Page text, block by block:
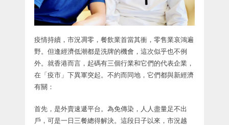
疫情持續，市況凋零，餐飲業首當其衝，零售業哀鴻遍
野。但逢經濟低潮都是洗牌的機會，這次似乎也不例
外。就香港而言，起碼有三個行業和它們的代表企業，
在「疫市」下異軍突起。不約而同地，它們都與新經濟
有關：
首先，是外賣速遞平台。為免傳染，人人盡量足不出
戶，可是一日三餐總得解決。這段日子以來，市況越